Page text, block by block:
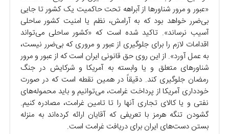
«عبور و مرور شناور‌ها از آبراهه تحت حاکمیت یک کشور تا جایی
بی‌ضرر خواهد بود که به آرامش، نظم یا امنیت کشور ساحلی
آسیب نرساند». تاکید شده است که «کشور ساحلی می‌تواند
اقدامات لازم را برای جلوگیری از عبور و مروری که بی‌ضرر نیست،
به عمل آورد». از این روی حق قانونی ایران است که از عبور و مرور
شناور‌های متعلق و یا وابسته به آمریکا و شرکایش در جنگ
رمضان جلوگیری کند. دقیقاً در همین نقطه است که در صورت
خودداری آمریکا از پرداخت غرامت، می‌توانیم و باید محموله‌های
نفتی و یا کالای تجاری آنها را تا تامین غرامت، مصادره کنیم.
گشودن تنگه هرمز با تعریفی که آقایان ارائه کرده‌اند به منزله
بستن دست‌های ایران برای دریافت غرامت است.